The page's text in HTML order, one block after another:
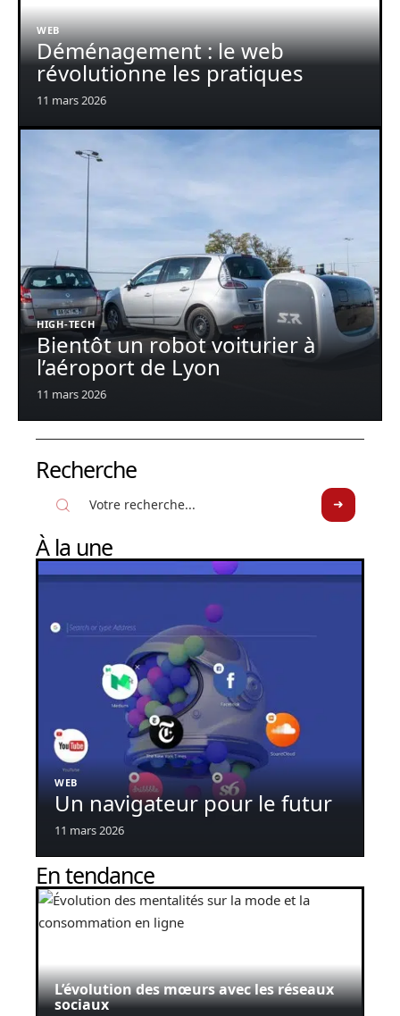
WEB
Déménagement : le web
révolutionne les pratiques
11 mars 2026
HIGH-TECH
Bientôt un robot voiturier à
l’aéroport de Lyon
11 mars 2026
Recherche
À la une
WEB
Un navigateur pour le futur
11 mars 2026
En tendance
L’évolution des mœurs avec les réseaux
sociaux